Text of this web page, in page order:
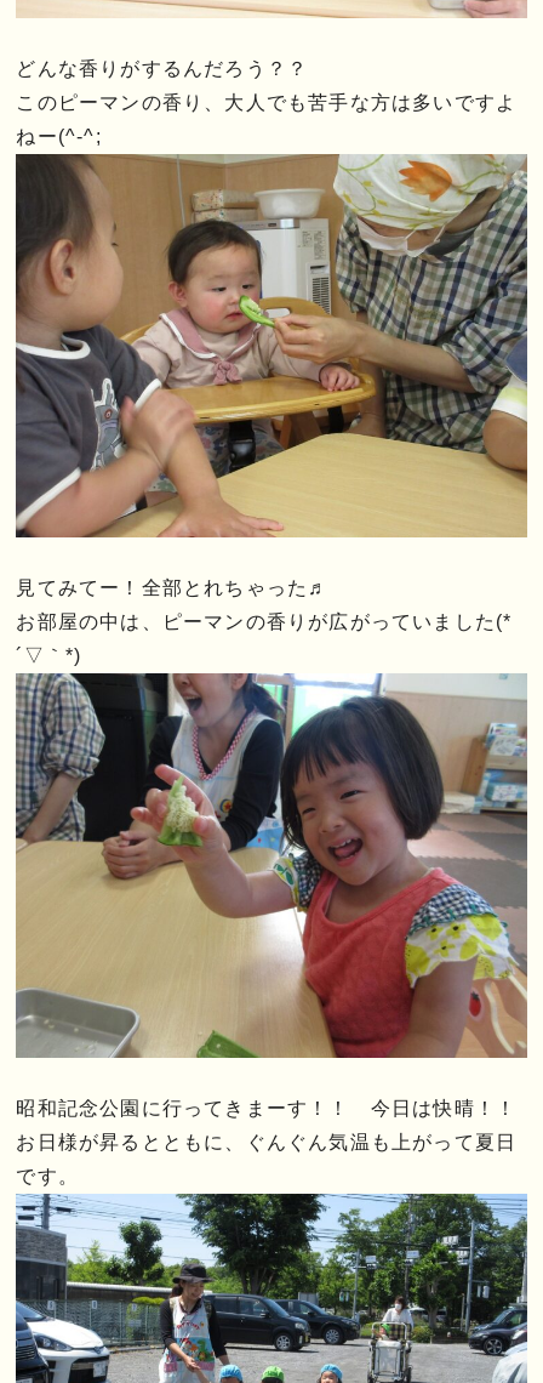
どんな香りがするんだろう？？
このピーマンの香り、大人でも苦手な方は多いですよ
ねー(^-^;
見てみてー！全部とれちゃった♬
お部屋の中は、ピーマンの香りが広がっていました(*
´▽｀*)
昭和記念公園に行ってきまーす！！ 今日は快晴！！
お日様が昇るとともに、ぐんぐん気温も上がって夏日
です。